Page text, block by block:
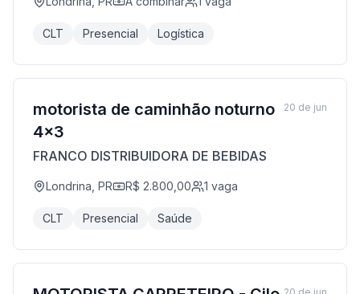
CLT Presencial Logística
motorista de caminhão noturno
4x3
FRANCO DISTRIBUIDORA DE BEBIDAS
Londrina, PR R$ 2.800,00 1 vaga
CLT Presencial Saúde
20 de jun